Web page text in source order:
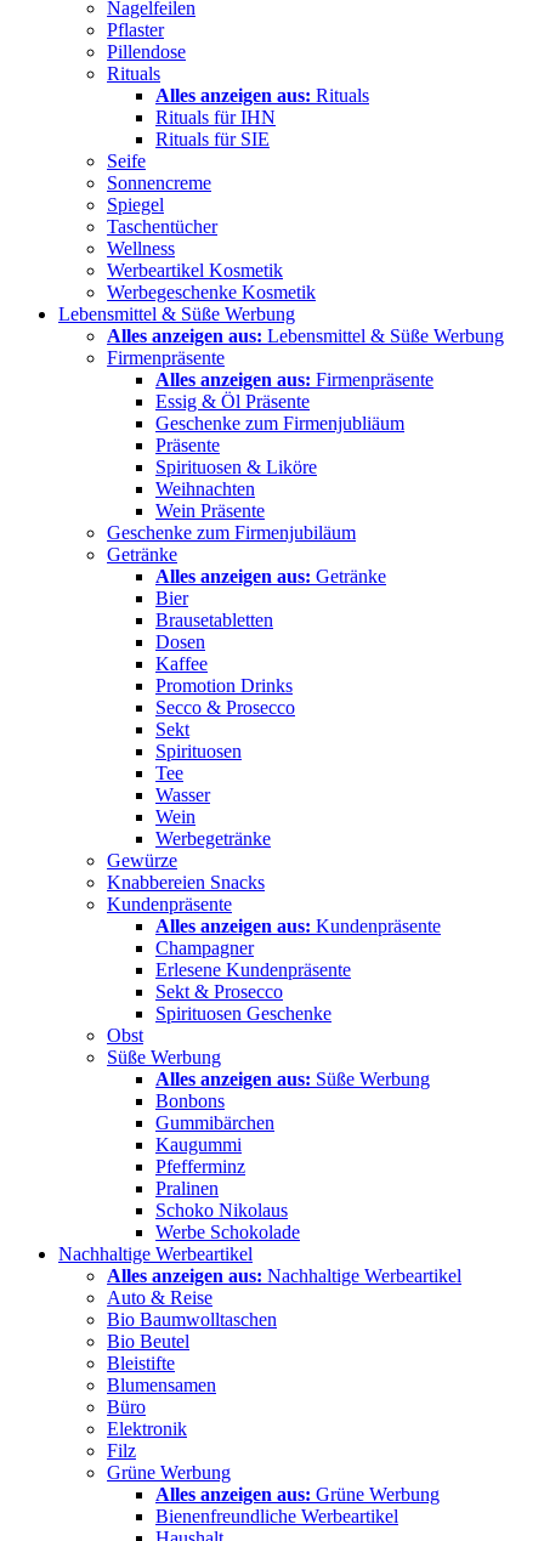
Nagelfeilen
Pflaster
Pillendose
Rituals
Alles anzeigen aus: Rituals
Rituals für IHN
Rituals für SIE
Seife
Sonnencreme
Spiegel
Taschentücher
Wellness
Werbeartikel Kosmetik
Werbegeschenke Kosmetik
Lebensmittel & Süße Werbung
Alles anzeigen aus: Lebensmittel & Süße Werbung
Firmenpräsente
Alles anzeigen aus: Firmenpräsente
Essig & Öl Präsente
Geschenke zum Firmenjubliäum
Präsente
Spirituosen & Liköre
Weihnachten
Wein Präsente
Geschenke zum Firmenjubiläum
Getränke
Alles anzeigen aus: Getränke
Bier
Brausetabletten
Dosen
Kaffee
Promotion Drinks
Secco & Prosecco
Sekt
Spirituosen
Tee
Wasser
Wein
Werbegetränke
Gewürze
Knabbereien Snacks
Kundenpräsente
Alles anzeigen aus: Kundenpräsente
Champagner
Erlesene Kundenpräsente
Sekt & Prosecco
Spirituosen Geschenke
Obst
Süße Werbung
Alles anzeigen aus: Süße Werbung
Bonbons
Gummibärchen
Kaugummi
Pfefferminz
Pralinen
Schoko Nikolaus
Werbe Schokolade
Nachhaltige Werbeartikel
Alles anzeigen aus: Nachhaltige Werbeartikel
Auto & Reise
Bio Baumwolltaschen
Bio Beutel
Bleistifte
Blumensamen
Büro
Elektronik
Filz
Grüne Werbung
Alles anzeigen aus: Grüne Werbung
Bienenfreundliche Werbeartikel